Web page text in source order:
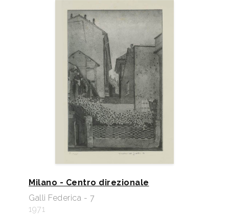
Milano - Centro direzionale
Galli Federica - 7
1971